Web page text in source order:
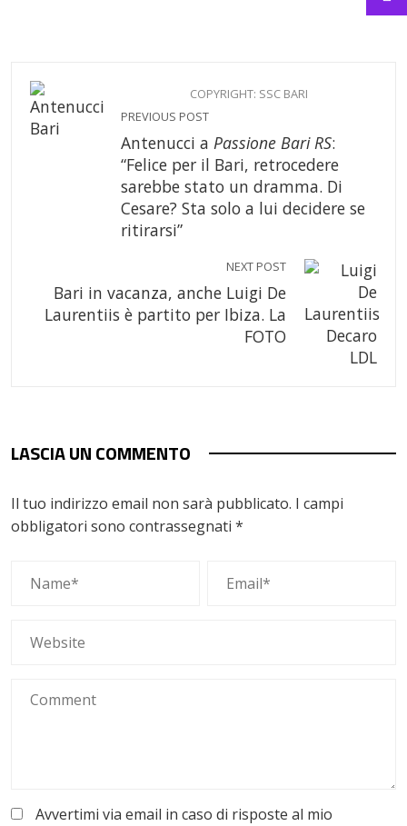
COPYRIGHT: SSC BARI
PREVIOUS POST
Antenucci a Passione Bari RS:
“Felice per il Bari, retrocedere
sarebbe stato un dramma. Di
Cesare? Sta solo a lui decidere se
ritirarsi”
NEXT POST
Bari in vacanza, anche Luigi De
Laurentiis è partito per Ibiza. La
FOTO
LASCIA UN COMMENTO
Il tuo indirizzo email non sarà pubblicato. I campi
obbligatori sono contrassegnati *
Avvertimi via email in caso di risposte al mio